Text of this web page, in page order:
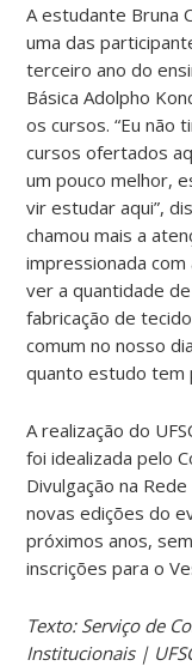
A estudante Bruna
uma das
terceiro ano do
Básica Adolpho
os cursos. “Eu não
cursos ofertados
um pouco melhor,
vir estudar aqui”,
chamou mais a
impressionada com
ver a quantidade
fabricação de
comum no nosso
quanto estudo tem
A realização do
foi idealizada pelo
Divulgação na
novas edições do
próximos anos,
inscrições para o
Texto: Serviço de
Institucionais |